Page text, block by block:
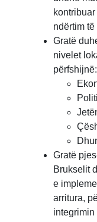
ndërtim të
Gratë
nivelet
përfshijnë:
Gratë
Brukselit
e
arritura,